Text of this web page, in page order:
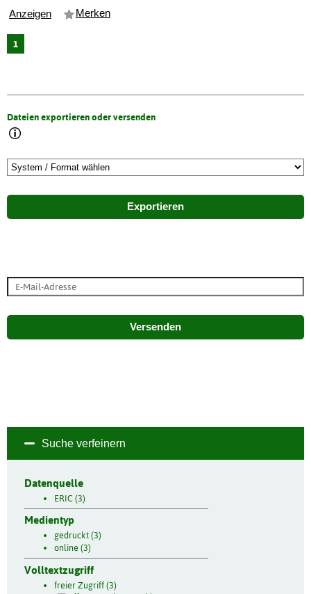
Anzeigen Merken
1
Dateien exportieren oder versenden
Exportieren
Versenden
Suche verfeinern
Datenquelle
ERIC (3)
Medientyp
gedruckt (3)
online (3)
Volltextzugriff
freier Zugriff (3)